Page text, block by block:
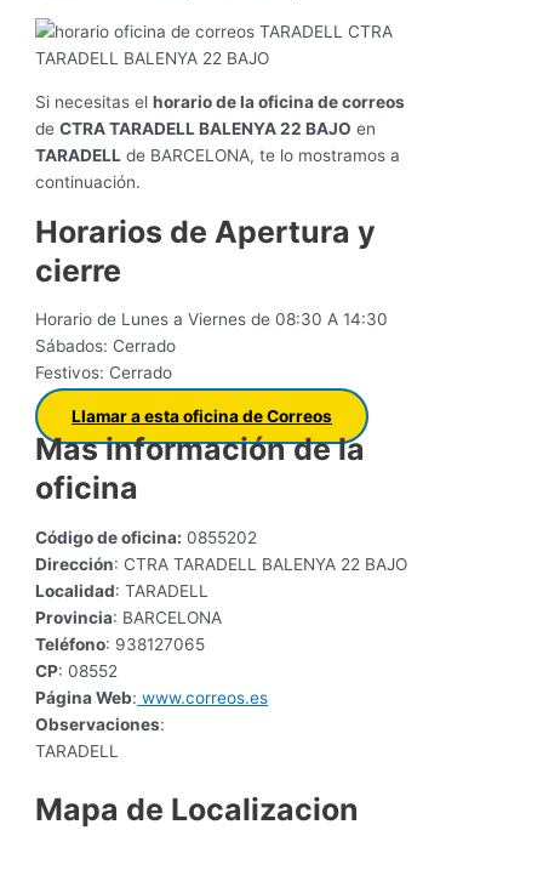
Si necesitas elhorario de la oficina de correos
deCTRA TARADELL BALENYA 22 BAJO en
TARADELL de BARCELONA, te lo mostramos a
continuación.
Horarios de Apertura y
cierre
Horario de Lunes a Viernes de 08:30 A 14:30
Sábados: Cerrado
Festivos: Cerrado
Llamar a esta oficina de Correos
Mas información de la
oficina
Código de oficina: 0855202
Dirección: CTRA TARADELL BALENYA 22 BAJO
Localidad: TARADELL
Provincia: BARCELONA
Teléfono: 938127065
CP: 08552
Página Web: www.correos.es
Observaciones:
TARADELL
Mapa de Localizacion